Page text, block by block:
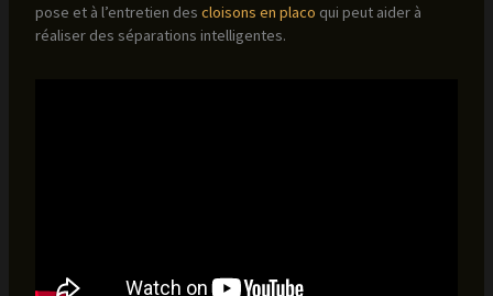
pose et à l’entretien des cloisons en placo qui peut aider à
réaliser des séparations intelligentes.